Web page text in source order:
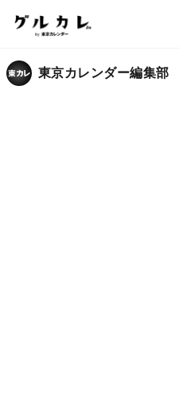
東京カレンダー編集部